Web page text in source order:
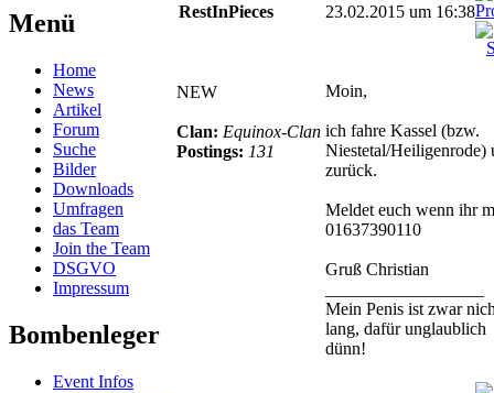
Menü
Home
News
Artikel
Forum
Suche
Bilder
Downloads
Umfragen
das Team
Join the Team
DSGVO
Impressum
Bombenleger
Event Infos
RestInPieces 23.02.2015 um 16:38
NEW
Clan: Equinox-Clan
Postings: 131
Moin,
ich fahre Kassel (bzw.
Niestetal/Heiligenrode)
zurück.
Meldet euch wenn ihr
01637390110
Gruß Christian
Mein Penis ist zwar
lang, dafür unglaublich
dünn!